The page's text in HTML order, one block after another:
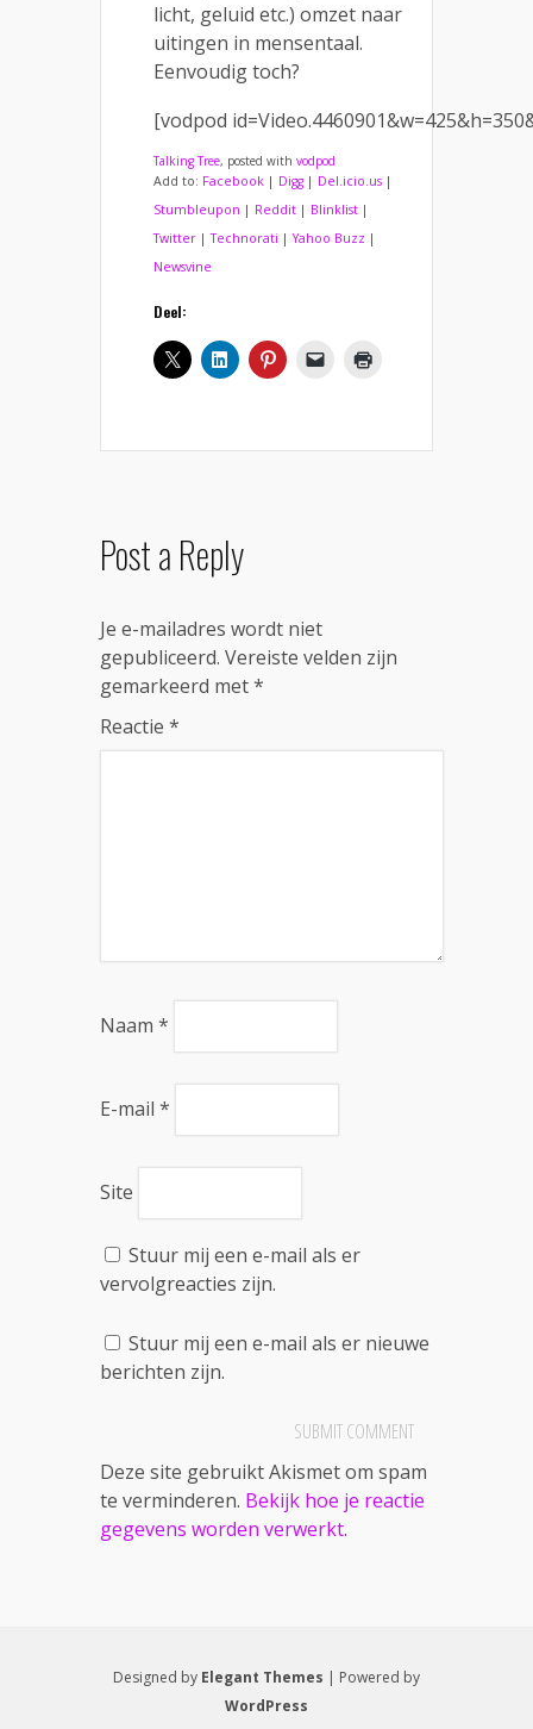
licht, geluid etc.) omzet naar
uitingen in mensentaal.
Eenvoudig toch?
[vodpod
Talking Tree, posted with vodpod
Add to: Facebook | Digg | Del.icio.us |
Stumbleupon | Reddit | Blinklist |
Twitter |Technorati |Yahoo Buzz |
Newsvine
Deel:
Post a Reply
Je e-mailadres wordt niet
gepubliceerd. Vereiste velden zijn
gemarkeerd met*
Reactie *
Naam *
E-mail *
Site
Stuur mij een e-mail als er
vervolgreacties zijn.
Stuur mij een e-mail als er nieuwe
berichten zijn.
Deze site gebruikt Akismet om spam
te verminderen. Bekijk hoe je reactie
gegevens worden verwerkt.
Designed by Elegant Themes | Powered by
WordPress